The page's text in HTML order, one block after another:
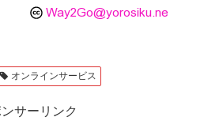
オンラインサービス
サーリンク